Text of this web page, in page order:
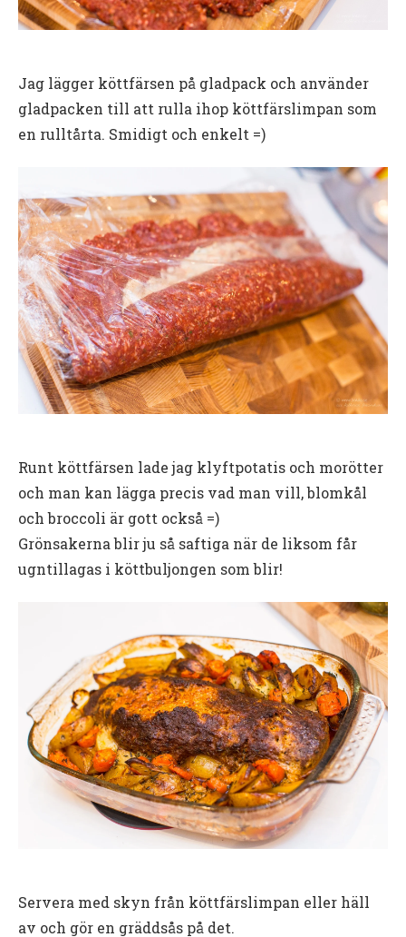
Jag lägger köttfärsen på gladpack och använder
gladpacken till att rulla ihop köttfärslimpan som
en rulltårta. Smidigt och enkelt =)
Runt köttfärsen lade jag klyftpotatis och morötter
och man kan lägga precis vad man vill, blomkål
och broccoli är gott också =)
Grönsakerna blir ju så saftiga när de liksom får
ugntillagas i köttbuljongen som blir!
Servera med skyn från köttfärslimpan eller häll
av och gör en gräddsås på det.